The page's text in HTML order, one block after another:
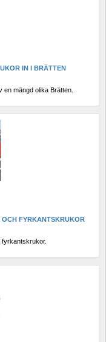
IN I BRÄTTEN
en mängd olika Brätten.
FYRKANTSKRUKOR
fyrkantskrukor.